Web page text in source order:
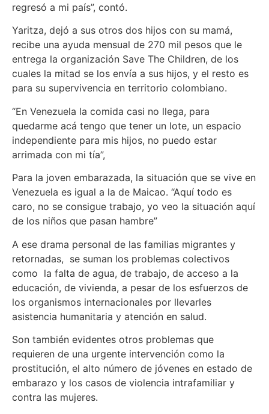
regresó a mi país”, contó.
Yaritza, dejó a sus otros dos hijos con su mamá,
recibe una ayuda mensual de 270 mil pesos que le
entrega la organización Save The Children, de los
cuales la mitad se los envía a sus hijos, y el resto es
para su supervivencia en territorio colombiano.
“En Venezuela la comida casi no llega, para
quedarme acá tengo que tener un lote, un espacio
independiente para mis hijos, no puedo estar
arrimada con mi tía”,
Para la joven embarazada, la situación que se vive en
Venezuela es igual a la de Maicao. “Aquí todo es
caro, no se consigue trabajo, yo veo la situación aquí
de los niños que pasan hambre”
A ese drama personal de las familias migrantes y
retornadas, se suman los problemas colectivos
como la falta de agua, de trabajo, de acceso a la
educación, de vivienda, a pesar de los esfuerzos de
los organismos internacionales por llevarles
asistencia humanitaria y atención en salud.
Son también evidentes otros problemas que
requieren de una urgente intervención como la
prostitución, el alto número de jóvenes en estado de
embarazo y los casos de violencia intrafamiliar y
contra las mujeres.